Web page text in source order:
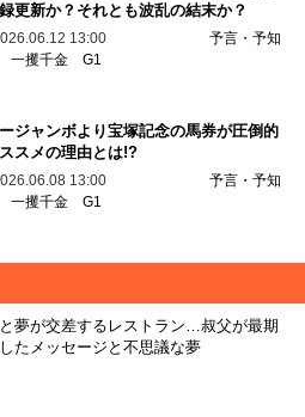
更新か？それとも波乱の結末か？
13:00
予言・予知
一攫千金 G1
ジャンボより宝塚記念の馬券が圧倒的
スメの理由とは!?
13:00
予言・予知
一攫千金 G1
夢が交差するレストラン…叔父が最期
たメッセージと不思議な夢